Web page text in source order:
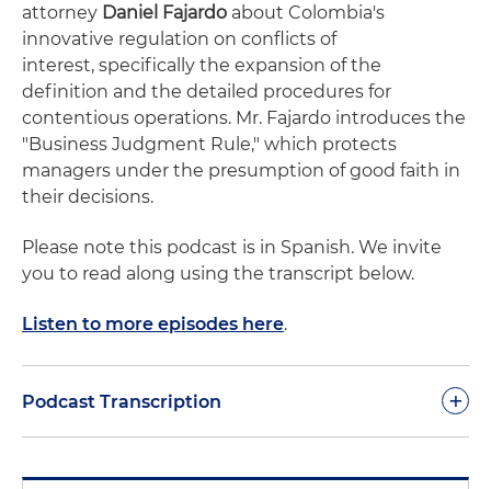
attorney Daniel Fajardo about Colombia's
innovative regulation on conflicts of
interest, specifically the expansion of the
definition and the detailed procedures for
contentious operations. Mr. Fajardo introduces the
"Business Judgment Rule," which protects
managers under the presumption of good faith in
their decisions.
Please note this podcast is in Spanish. We invite
you to read along using the transcript below.
Listen to more episodes here.
Podcast Transcription +